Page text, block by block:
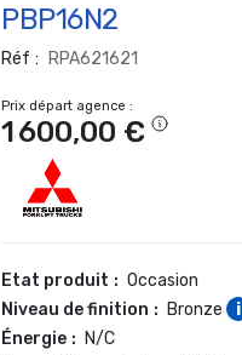
PBP16N2
Réf RPA621621
Prix départ agence
1 600,00 €
Caractéristiques
Etat produit
Occasion
Niveau de finition
Bronze i
Énergie
N/C